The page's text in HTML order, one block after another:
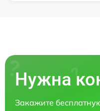
Нужна
Закажите